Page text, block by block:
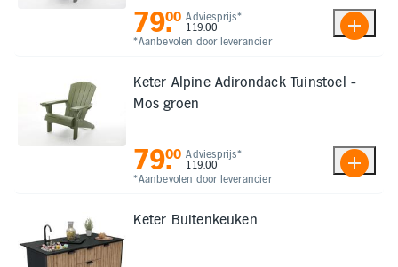
Adviesprijs*
119.00
*Aanbevolen door leverancier
79.
00
Keter Alpine Adirondack Tuinstoel -
Mos groen
Adviesprijs*
119.00
*Aanbevolen door leverancier
79.
00
Keter Buitenkeuken